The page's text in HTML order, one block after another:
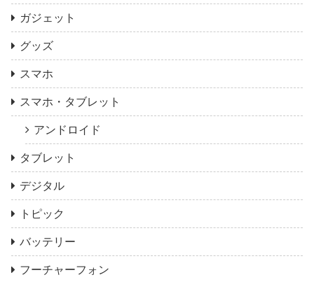
ガジェット
グッズ
スマホ
スマホ・タブレット
アンドロイド
タブレット
デジタル
トピック
バッテリー
フーチャーフォン